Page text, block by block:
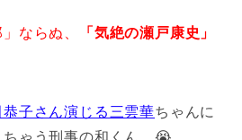
ならぬ、
「気絶の瀬戸康史」
恭子さん演じる三雲華ちゃんに
ちゃう刑事の和くん…😭